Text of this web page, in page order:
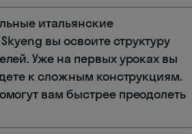
итальянские
Skyeng вы освоите структуру
Уже на первых уроках вы
к сложным конструкциям.
вам быстрее преодолеть